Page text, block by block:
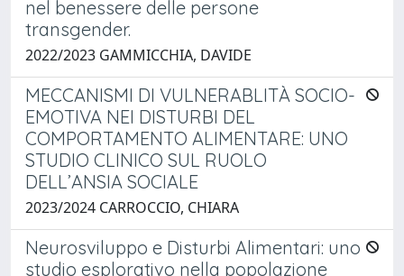
nel benessere delle persone
transgender.
2022/2023 GAMMICCHIA, DAVIDE
MECCANISMI DI VULNERABLITÀ SOCIO-
EMOTIVA NEI DISTURBI DEL
COMPORTAMENTO ALIMENTARE: UNO
STUDIO CLINICO SUL RUOLO
DELL’ANSIA SOCIALE
2023/2024 CARROCCIO, CHIARA
Neurosviluppo e Disturbi Alimentari: uno
studio esplorativo nella popolazione